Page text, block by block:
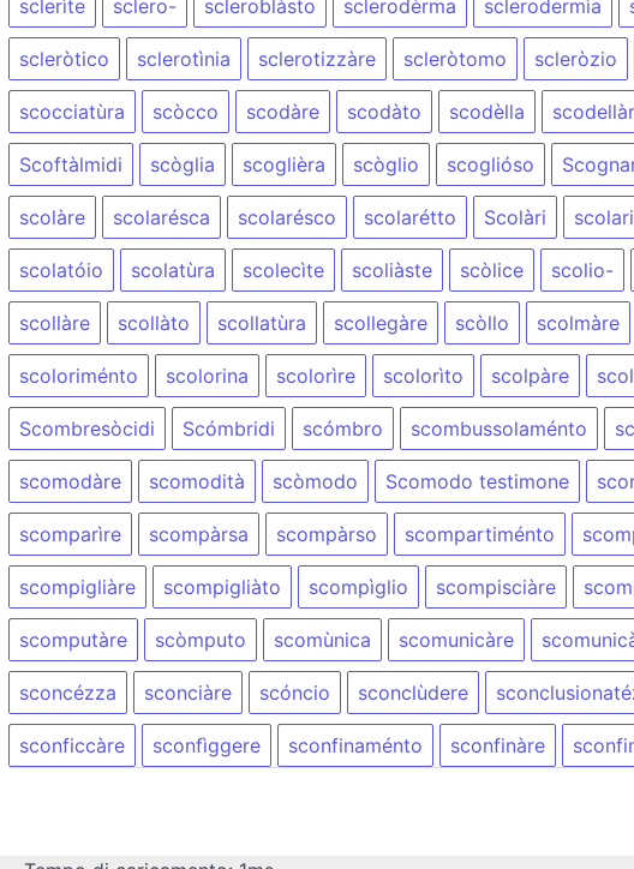
sclerìte sclero- scleroblàsto sclerodèrma sclerodermìa
scleròtico sclerotìnia sclerotizzàre scleròtomo scleròzio
scocciatùra scòcco scodàre scodàto scodèlla
Scoftàlmidi scòglia scoglièra scòglio scoglióso
scolàre scolarésca scolarésco scolarétto Scolàri
scolatóio scolatùra scolecìte scoliàste scòlice scolio-
scollàre scollàto scollatùra scollegàre scòllo scolmàre
scoloriménto scolorina scolorìre scolorìto scolpàre
Scombresòcidi Scómbridi scómbro scombussolaménto
scomodàre scomodità scòmodo Scomodo testimone
scomparìre scompàrsa scompàrso scompartiménto
scompigliàre scompigliàto scompìglio scompisciàre
scomputàre scòmputo scomùnica scomunicàre
sconcézza sconciàre scóncio sconclùdere
sconficcàre sconfìggere sconfinaménto sconfinàre